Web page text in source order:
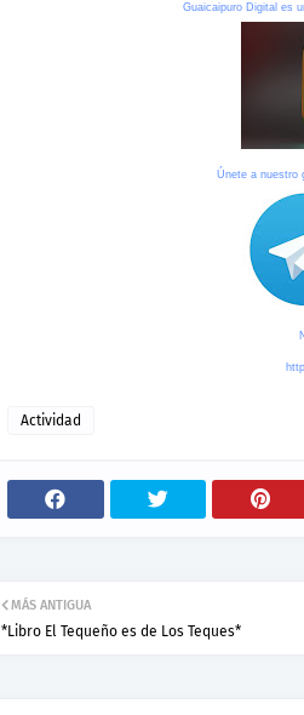
Guaicaipuro Digital es
Únete a nuestro
Actividad
MÁS ANTIGUA
*Libro El Tequeño es de Los Teques*